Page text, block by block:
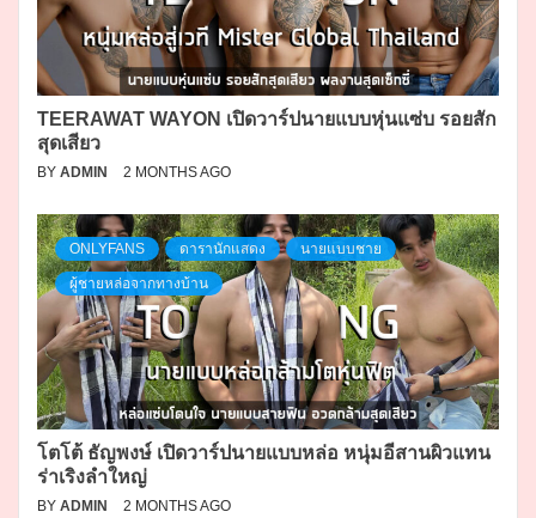
TEERAWAT WAYON เปิดวาร์ปนายแบบหุ่นแซ่บ รอยสัก
สุดเสียว
BY ADMIN 2 MONTHS AGO
ONLYFANS ดารานักแสดง นายแบบชาย
ผู้ชายหล่อจากทางบ้าน
โตโต้ ธัญพงษ์ เปิดวาร์ปนายแบบหล่อ หนุ่มอีสานผิวแทน
ร่าเริงลำใหญ่
BY ADMIN 2 MONTHS AGO